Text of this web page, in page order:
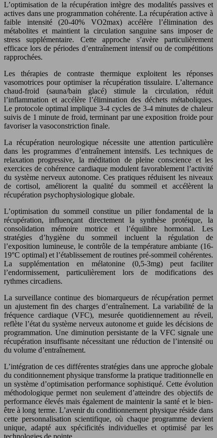
L’optimisation de la récupération intègre des modalités passives et
actives dans une programmation cohérente. La récupération active à
faible intensité (20-40% VO2max) accélère l’élimination des
métabolites et maintient la circulation sanguine sans imposer de
stress supplémentaire. Cette approche s’avère particulièrement
efficace lors de périodes d’entraînement intensif ou de compétitions
rapprochées.
Les thérapies de contraste thermique exploitent les réponses
vasomotrices pour optimiser la récupération tissulaire. L’alternance
chaud-froid (sauna/bain glacé) stimule la circulation, réduit
l’inflammation et accélère l’élimination des déchets métaboliques.
Le protocole optimal implique 3-4 cycles de 3-4 minutes de chaleur
suivis de 1 minute de froid, terminant par une exposition froide pour
favoriser la vasoconstriction finale.
La récupération neurologique nécessite une attention particulière
dans les programmes d’entraînement intensifs. Les techniques de
relaxation progressive, la méditation de pleine conscience et les
exercices de cohérence cardiaque modulent favorablement l’activité
du système nerveux autonome. Ces pratiques réduisent les niveaux
de cortisol, améliorent la qualité du sommeil et accélèrent la
récupération psychophysiologique globale.
L’optimisation du sommeil constitue un pilier fondamental de la
récupération, influençant directement la synthèse protéique, la
consolidation mémoire motrice et l’équilibre hormonal. Les
stratégies d’hygiène du sommeil incluent la régulation de
l’exposition lumineuse, le contrôle de la température ambiante (16-
19°C optimal) et l’établissement de routines pré-sommeil cohérentes.
La supplémentation en mélatonine (0,5-3mg) peut faciliter
l’endormissement, particulièrement lors de modifications des
rythmes circadiens.
La surveillance continue des biomarqueurs de récupération permet
un ajustement fin des charges d’entraînement. La variabilité de la
fréquence cardiaque (VFC), mesurée quotidiennement au réveil,
reflète l’état du système nerveux autonome et guide les décisions de
programmation. Une diminution persistante de la VFC signale une
récupération insuffisante nécessitant une réduction de l’intensité ou
du volume d’entraînement.
L’intégration de ces différentes stratégies dans une approche globale
du conditionnement physique transforme la pratique traditionnelle en
un système d’optimisation performance sophistiqué. Cette évolution
méthodologique permet non seulement d’atteindre des objectifs de
performance élevés mais également de maintenir la santé et le bien-
être à long terme. L’avenir du conditionnement physique réside dans
cette personnalisation scientifique, où chaque programme devient
unique, adapté aux spécificités individuelles et optimisé par les